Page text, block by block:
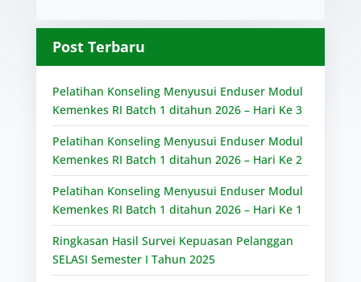
Post Terbaru
Pelatihan Konseling Menyusui Enduser Modul
Kemenkes RI Batch 1 ditahun 2026 – Hari Ke 3
Pelatihan Konseling Menyusui Enduser Modul
Kemenkes RI Batch 1 ditahun 2026 – Hari Ke 2
Pelatihan Konseling Menyusui Enduser Modul
Kemenkes RI Batch 1 ditahun 2026 – Hari Ke 1
Ringkasan Hasil Survei Kepuasan Pelanggan
SELASI Semester I Tahun 2025